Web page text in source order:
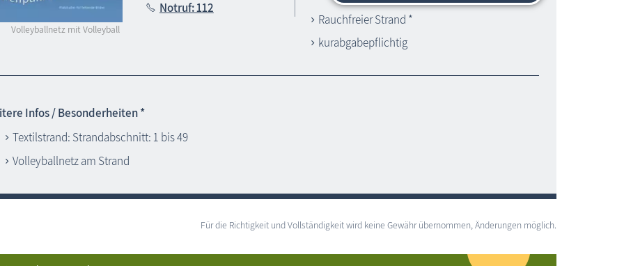
Volleyballnetz mit Volleyball
Notruf: 112
Rauchfreier Strand *
kurabgabepflichtig
Infos / Besonderheiten *
Textilstrand: Strandabschnitt: 1 bis 49
Volleyballnetz am Strand
Für die Richtigkeit und Vollständigkeit wird keine Gewähr übernommen, Änderungen möglich.